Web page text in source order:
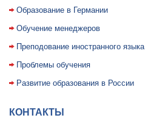
Образование в Германии
Обучение менеджеров
Преподование иностранного языка
Проблемы обучения
Развитие образования в России
КОНТАКТЫ